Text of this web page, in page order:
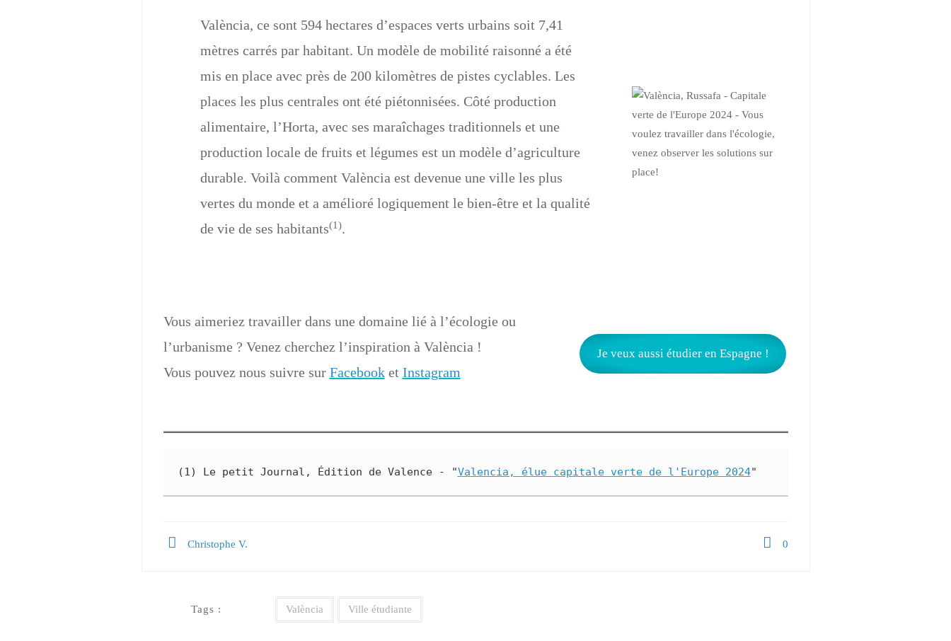
València, ce sont 594 hectares d’espaces verts urbains soit 7,41
mètres carrés par habitant. Un modèle de mobilité raisonné a été
mis en place avec près de 200 kilomètres de pistes cyclables. Les
places les plus centrales ont été piétonnisées. Côté production
alimentaire, l’Horta, avec ses maraîchages traditionnels et une
production locale de fruits et légumes est un modèle d’agriculture
durable. Voilà comment València est devenue une ville les plus
vertes du monde et a amélioré logiquement le bien-être et la qualité
de vie de ses habitants(1).
Vous aimeriez travailler dans une domaine lié à l’écologie ou
l’urbanisme ? Venez cherchez l’inspiration à València !
Vous pouvez nous suivre sur Facebooket Instagram
Je veux aussi étudier en Espagne !
(1) Le petit Journal, Édition de Valence - "Valencia, élue capitale verte de l'Europe 2024"
Christophe V. 0
Tags : València Ville étudiante